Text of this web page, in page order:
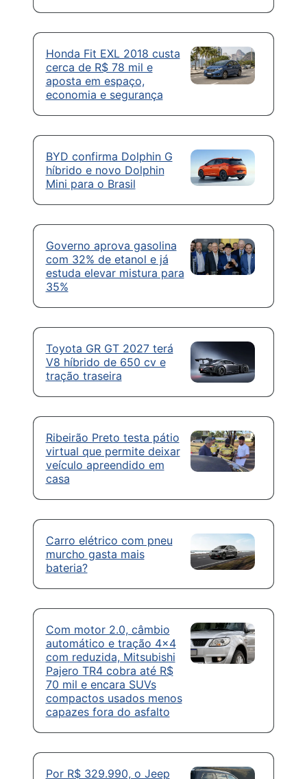
Honda Fit EXL 2018 custa
cerca de R$ 78 mil e
aposta em espaço,
economia e segurança
BYD confirma Dolphin G
híbrido e novo Dolphin
Mini para o Brasil
Governo aprova gasolina
com 32% de etanol e já
estuda elevar mistura para
35%
Toyota GR GT 2027 terá
V8 híbrido de 650 cv e
tração traseira
Ribeirão Preto testa pátio
virtual que permite deixar
veículo apreendido em
casa
Carro elétrico com pneu
murcho gasta mais
bateria?
Com motor 2.0, câmbio
automático e tração 4×4
com reduzida, Mitsubishi
Pajero TR4 cobra até R$
70 mil e encara SUVs
compactos usados menos
capazes fora do asfalto
Por R$ 329.990, o Jeep